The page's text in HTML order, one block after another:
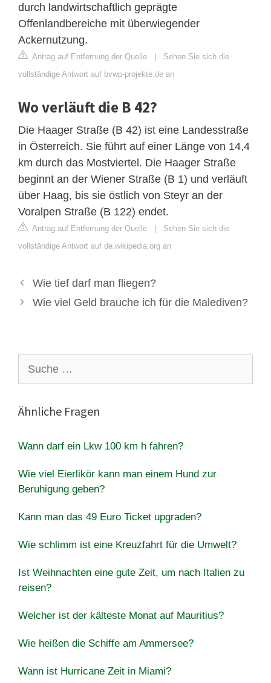
durch landwirtschaftlich geprägte
Offenlandbereiche mit überwiegender
Ackernutzung.
Antrag auf Entfernung der Quelle | Sehen Sie sich die
vollständige Antwort auf bvwp-projekte.de an
Wo verläuft die B 42?
Die Haager Straße (B 42) ist eine Landesstraße
in Österreich. Sie führt auf einer Länge von 14,4
km durch das Mostviertel. Die Haager Straße
beginnt an der Wiener Straße (B 1) und verläuft
über Haag, bis sie östlich von Steyr an der
Voralpen Straße (B 122) endet.
Antrag auf Entfernung der Quelle | Sehen Sie sich die
vollständige Antwort auf de.wikipedia.org an
Wie tief darf man fliegen?
Wie viel Geld brauche ich für die Malediven?
nach:
Ähnliche Fragen
Wann darf ein Lkw 100 km h fahren?
Wie viel Eierlikör kann man einem Hund zur
Beruhigung geben?
Kann man das 49 Euro Ticket upgraden?
Wie schlimm ist eine Kreuzfahrt für die Umwelt?
Ist Weihnachten eine gute Zeit, um nach Italien zu
reisen?
Welcher ist der kälteste Monat auf Mauritius?
Wie heißen die Schiffe am Ammersee?
Wann ist Hurricane Zeit in Miami?